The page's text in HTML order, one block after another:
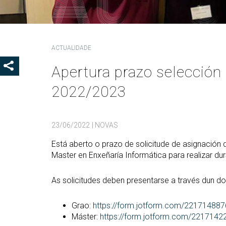
ACTUALIDADE
Apertura prazo
2022/2023
23/06/2022 | NOVAS
Está aberto o prazo de solicitude de
Master en Enxeñaría Informática para realizar
As solicitudes deben presentarse a través dun
Grao: https://form.jotform.com/
Máster: https://form.jotform.com/
MOSTRAR OS BOTÓNS DE COMPARTIR